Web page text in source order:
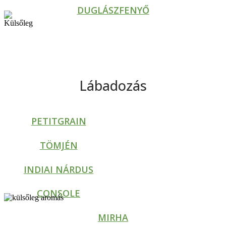
DUGLÁSZFENYŐ
Lábadozás
PETITGRAIN
TÖMJÉN
INDIAI NÁRDUS
CONSOLE
MIRHA